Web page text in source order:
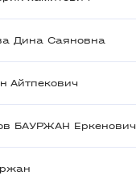
Дина Саяновна
Айтпекович
БАУРЖАН Еркенович